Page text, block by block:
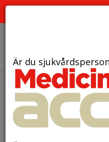
Är du